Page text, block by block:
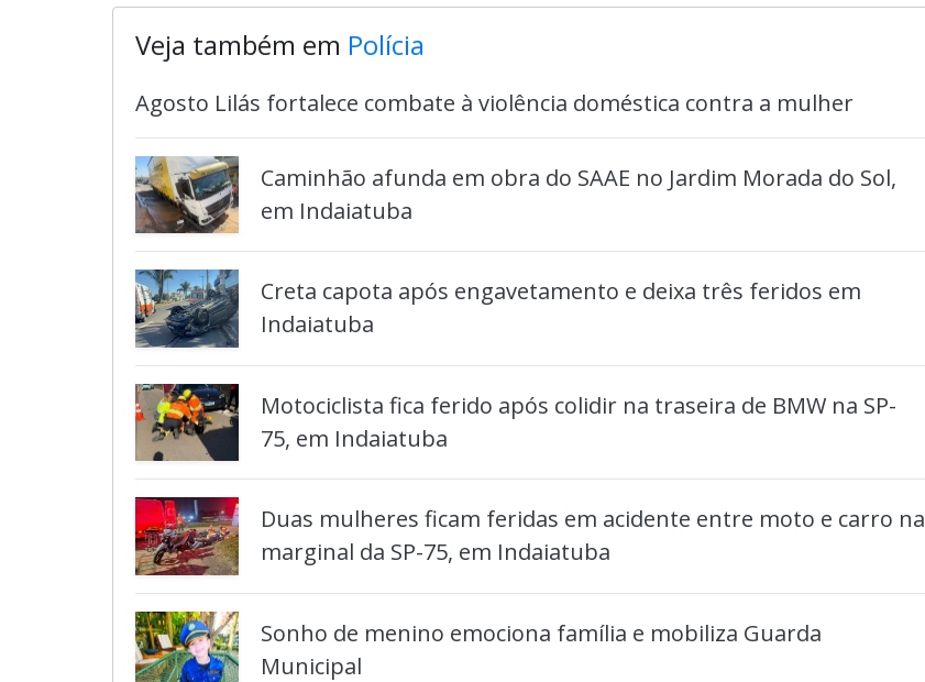
Veja também em Polícia
Agosto Lilás fortalece combate à violência doméstica contra a mulher
Caminhão afunda em obra do SAAE no Jardim Morada do Sol,
em Indaiatuba
Creta capota após engavetamento e deixa três feridos em
Indaiatuba
Motociclista fica ferido após colidir na traseira de BMW na SP-
75, em Indaiatuba
Duas mulheres ficam feridas em acidente entre moto e carro na
marginal da SP-75, em Indaiatuba
Sonho de menino emociona família e mobiliza Guarda
Municipal